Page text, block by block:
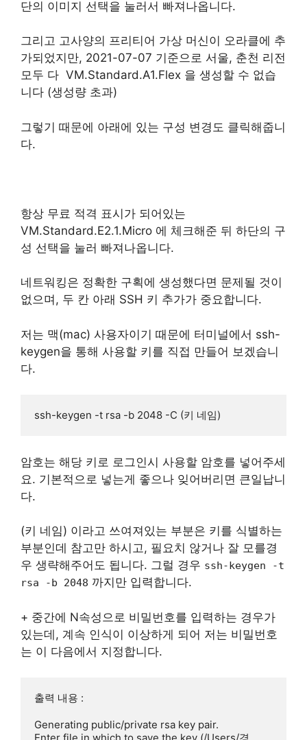
단의 이미지 선택을 눌러서 빠져나옵니다.
그리고 고사양의 프리티어 가상 머신이 오라클에 추
가되었지만, 2021-07-07 기준으로 서울, 춘천 리전
모두 다 VM.Standard.A1.Flex 을 생성할 수 없습
니다 (생성량 초과)
그렇기 때문에 아래에 있는 구성 변경도 클릭해줍니
다.
항상 무료 적격 표시가 되어있는
VM.Standard.E2.1.Micro 에 체크해준 뒤 하단의 구
성 선택을 눌러 빠져나옵니다.
네트워킹은 정확한 구획에 생성했다면 문제될 것이
없으며, 두 칸 아래 SSH 키 추가가 중요합니다.
저는 맥(mac) 사용자이기 때문에 터미널에서 ssh-
keygen을 통해 사용할 키를 직접 만들어 보겠습니
다.
ssh-keygen -t rsa -b 2048 -C (키 네임)
암호는 해당 키로 로그인시 사용할 암호를 넣어주세
요. 기본적으로 넣는게 좋으나 잊어버리면 큰일납니
다.
(키 네임) 이라고 쓰여져있는 부분은 키를 식별하는
부분인데 참고만 하시고, 필요치 않거나 잘 모를경
우 생략해주어도 됩니다. 그럴 경우 ssh-keygen -t
rsa -b 2048 까지만 입력합니다.
+ 중간에 N속성으로 비밀번호를 입력하는 경우가
있는데, 계속 인식이 이상하게 되어 저는 비밀번호
는 이 다음에서 지정합니다.
출력 내용 :
Generating public/private rsa key pair.